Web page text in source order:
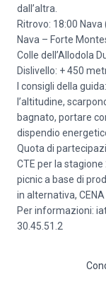
dall’altra.
Ritrovo: 18:00
Nava – Forte
Colle dell’Allodola
Dislivello: + 450
I consigli della
l’altitudine,
bagnato, portare
dispendio
Quota di
CTE per la stagione
picnic a base di
in alternativa,
Per informazioni:
30.45.51.2